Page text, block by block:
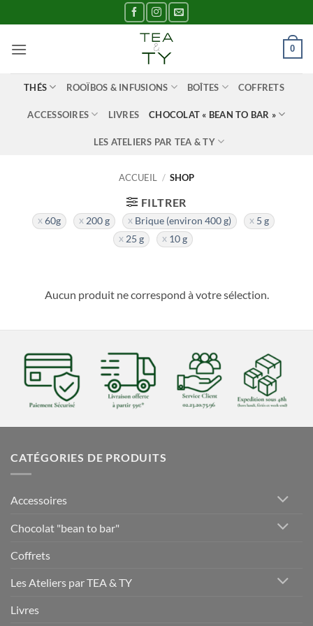
au
contenu
0
THÉS ROOÏBOS & INFUSIONS BOÎTES COFFRETS
ACCESSOIRES LIVRES CHOCOLAT « BEAN TO BAR »
LES ATELIERS PAR TEA & TY
ACCUEIL / SHOP
FILTRER
60g 200 g Brique (environ 400 g)
5 g
25 g
10 g
Aucun produit ne correspond à votre sélection.
CATÉGORIES DE PRODUITS
Accessoires
Chocolat "bean to bar"
Coffrets
Les Ateliers par TEA & TY
Livres